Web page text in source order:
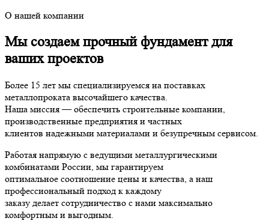
О нашей компании
Мы создаемпрочный фундаментдля
ваших проектов
Более 15 лет мы специализируемся на поставках
металлопроката высочайшего качества.
Наша миссия — обеспечить строительные компании,
производственные предприятия и частных
клиентов надежными материалами и безупречным сервисом.
Работая напрямую с ведущими металлургическими
комбинатами России, мы гарантируем
оптимальное соотношение цены и качества, а наш
профессиональный подход к каждому
заказу делает сотрудничество с нами максимально
комфортным и выгодным.